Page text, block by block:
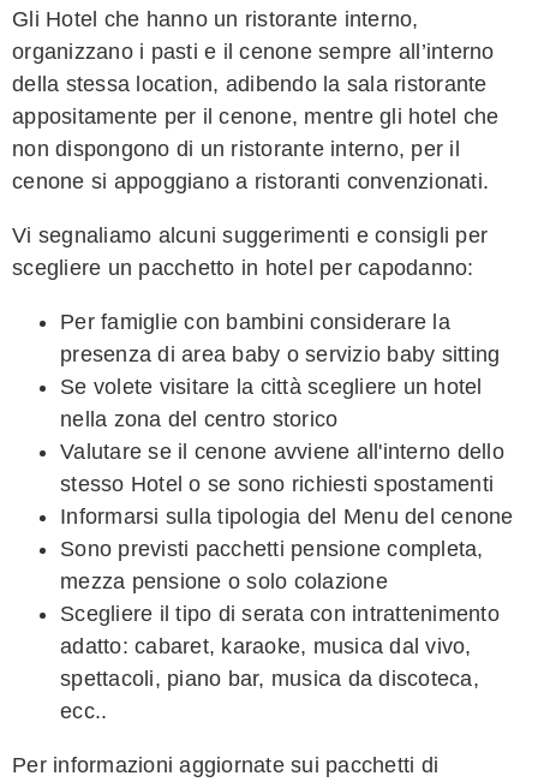
Gli Hotel che hanno un ristorante interno,
organizzano i pasti e il cenone sempre all’interno
della stessa location, adibendo la sala ristorante
appositamente per il cenone, mentre gli hotel che
non dispongono di un ristorante interno, per il
cenone si appoggiano a ristoranti convenzionati.
Vi segnaliamo alcuni suggerimenti e consigli per
scegliere un pacchetto in hotel per capodanno:
Per famiglie con bambini considerare la
presenza di area baby o servizio baby sitting
Se volete visitare la città scegliere un hotel
nella zona del centro storico
Valutare se il cenone avviene all'interno dello
stesso Hotel o se sono richiesti spostamenti
Informarsi sulla tipologia del Menu del cenone
Sono previsti pacchetti pensione completa,
mezza pensione o solo colazione
Scegliere il tipo di serata con intrattenimento
adatto: cabaret, karaoke, musica dal vivo,
spettacoli, piano bar, musica da discoteca,
ecc..
Per informazioni aggiornate sui pacchetti di